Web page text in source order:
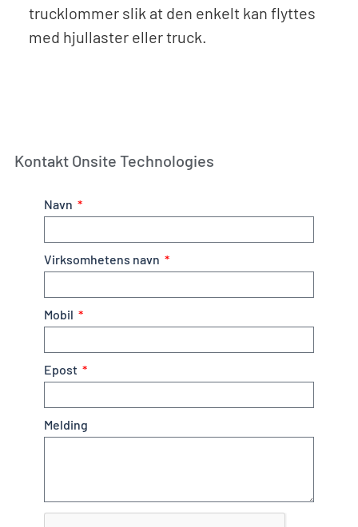
trucklommer slik at den enkelt kan flyttes
med hjullaster eller truck.
Navn
Virksomhetens navn
Mobil
Epost
Melding
Kontakt Onsite Technologies